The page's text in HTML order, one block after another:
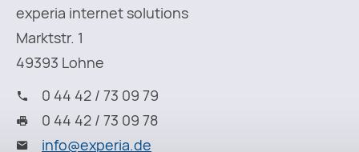
experia internet solutions
Marktstr. 1
49393 Lohne
0 44 42 / 73 09 79
0 44 42 / 73 09 78
info@experia.de